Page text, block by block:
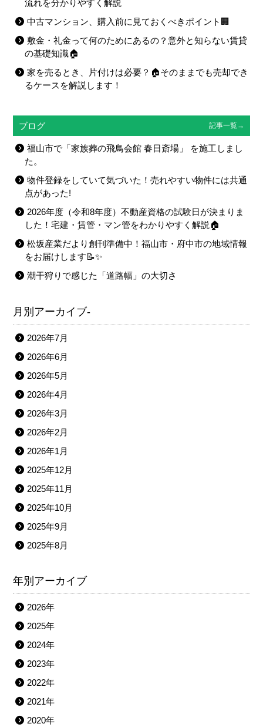
流れを分かりやすく解説
中古マンション、購入前に見ておくべきポイント🏢
敷金・礼金って何のためにあるの？意外と知らない賃貸
の基礎知識🏠
家を売るとき、片付けは必要？🏠そのままでも売却でき
るケースを解説します！
ブログ 記事一覧→
福山市で「家族葬の飛鳥会館 春日斎場」 を施工しまし
た。
物件登録をしていて気づいた！売れやすい物件には共通
点があった!
2026年度（令和8年度）不動産資格の試験日が決まりま
した！宅建・賃管・マン管をわかりやすく解説🏠
松坂産業だより創刊準備中！福山市・府中市の地域情報
をお届けします📝✨
潮干狩りで感じた「道路幅」の大切さ
月別アーカイブ-
2026年7月
2026年6月
2026年5月
2026年4月
2026年3月
2026年2月
2026年1月
2025年12月
2025年11月
2025年10月
2025年9月
2025年8月
年別アーカイブ
2026年
2025年
2024年
2023年
2022年
2021年
2020年